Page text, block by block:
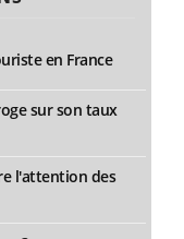
en France
sur son taux
l'attention des